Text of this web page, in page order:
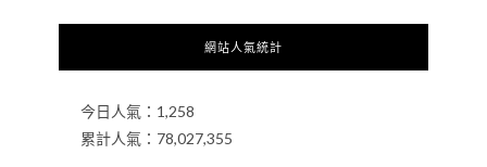
網站人氣統計
今日人氣： 1,258
累計人氣： 78,027,355